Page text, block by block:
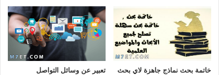
خاتمة بحث نماذج جاهزة لاي بحث
تعبير عن وسائل التواصل